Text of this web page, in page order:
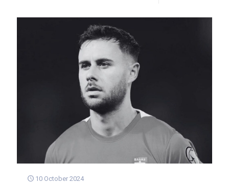
10 October 2024